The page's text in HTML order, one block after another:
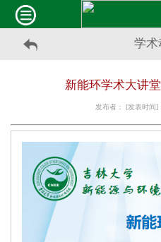
学术
新能环学术大讲
发布者： [发表时间]